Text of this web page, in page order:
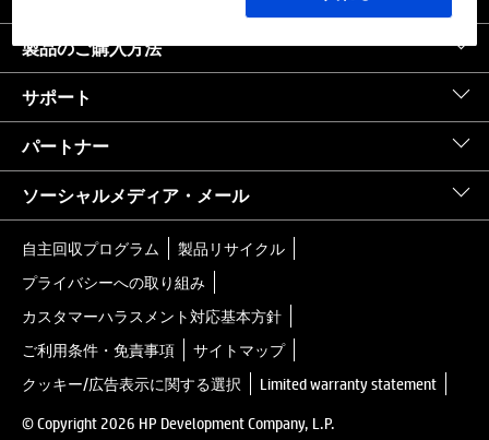
製品のご購入方法
サポート
パートナー
ソーシャルメディア・メール
自主回収プログラム
製品リサイクル
プライバシーへの取り組み
カスタマーハラスメント対応基本方針
ご利用条件・免責事項
サイトマップ
クッキー/広告表示に関する選択
Limited warranty statement
© Copyright 2026 HP Development Company, L.P.